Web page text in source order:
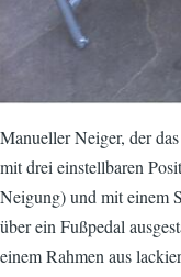
Manueller Neiger, der
mit drei einstellbaren
Neigung) und mit einem
über ein Fußpedal
einem Rahmen aus